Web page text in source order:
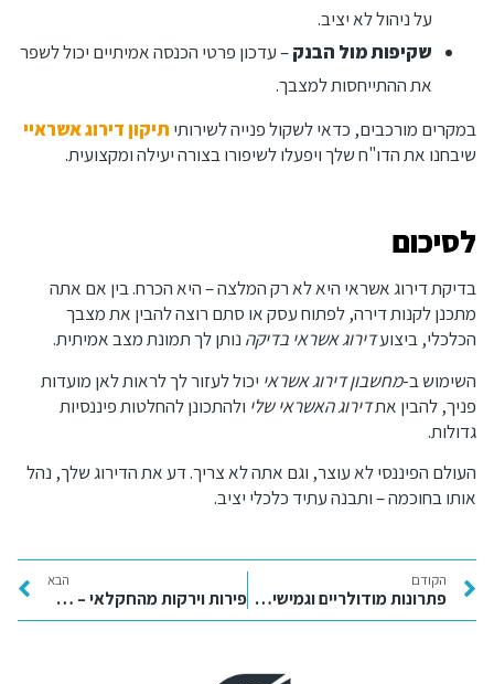
על ניהול לא יציב.
שקיפות מול הבנק– עדכון פרטי הכנסה אמיתיים יכול לשפר
את ההתייחסות למצבך.
במקרים מורכבים, כדאי לשקול פנייה לשירותי תיקון דירוג אשראיי
שיבחנו את הדו"ח שלך ויפעלו לשיפורו בצורה יעילה ומקצועית.
לסיכום
בדיקת דירוג אשראי היא לא רק המלצה – היא הכרח. בין אם אתה
מתכנן לקנות דירה, לפתוח עסק או סתם רוצה להבין את מצבך
הכלכלי, ביצועדירוג אשראי בדיקה נותן לך תמונת מצב אמיתית.
השימוש ב-מחשבון דירוג אשראי יכול לעזור לך לראות לאן מועדות
פניך, להבין אתדירוג האשראי שלי ולהתכונן להחלטות פיננסיות
גדולות.
העולם הפיננסי לא עוצר, וגם אתה לא צריך. דע את הדירוג שלך, נהל
אותו בחוכמה – ותבנה עתיד כלכלי יציב.
הקודם
פתרונות מודולריים וגמישים: איך מכולות ומבנים ניידים עונים לצרכים המשתנים של היום
הבא
פירות וירקות מהחקלאי – חוויית קנייה טרייה, אמינה ומקומית